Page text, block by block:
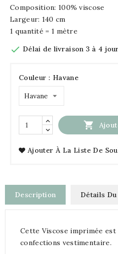
Composition: 100% viscose
Largeur: 140 cm
1 quantité = 1 mètre
 Délai de livraison 3 à 4
Couleur : Havane

Ajouter À La Liste De
Description Détails
Cette Viscose imprimée
confections vestimentaire.